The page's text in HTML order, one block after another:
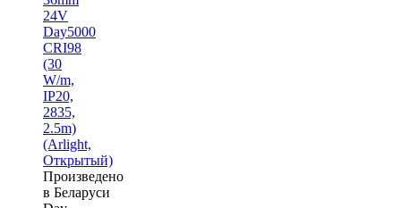
24V
Day5000
CRI98
(30
W/m,
IP20,
2835,
2.5m)
(Arlight,
Открытый)
Произведено
в Беларуси